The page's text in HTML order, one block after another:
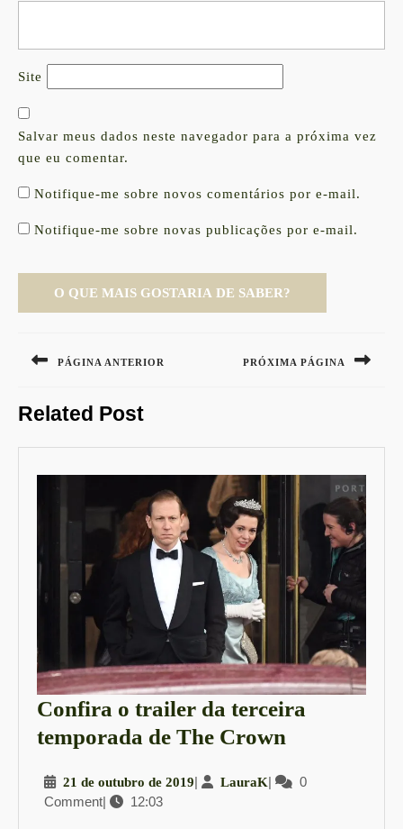
Site
Salvar meus dados neste navegador para a próxima vez
que eu comentar.
Notifique-me sobre novos comentários por e-mail.
Notifique-me sobre novas publicações por e-mail.
de
PÁGINA ANTERIOR
post:
PRÓXIMA PÁGINA
Related Post
Confira o trailer da terceira
temporada de The Crown
trailer
21 de outubro de 201921
| LauraKLauraK
|
0
Comment| 12:03